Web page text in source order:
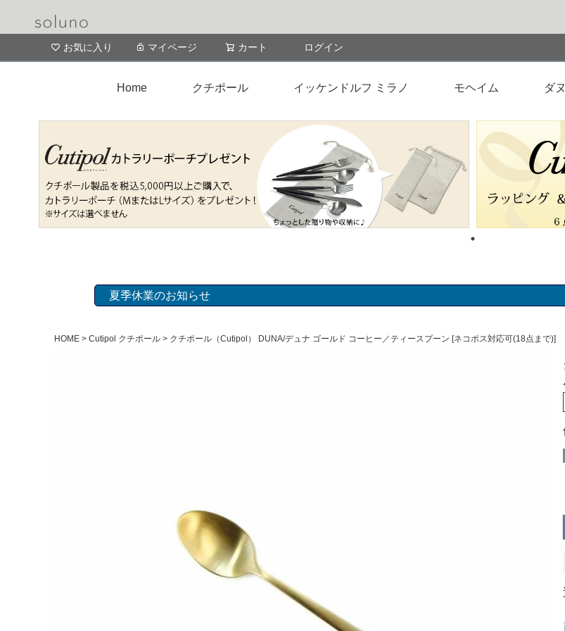
お気に入り マイページ カート ログイン
Home クチポール イッケンドルフ ミラノ モヘイム ダ
夏季休業のお知らせ
HOME Cutipol クチポール クチポール（Cutipol） DUNA/デュナ ゴールド コーヒー／ティースプーン [ネコポス対応可(18点まで)]